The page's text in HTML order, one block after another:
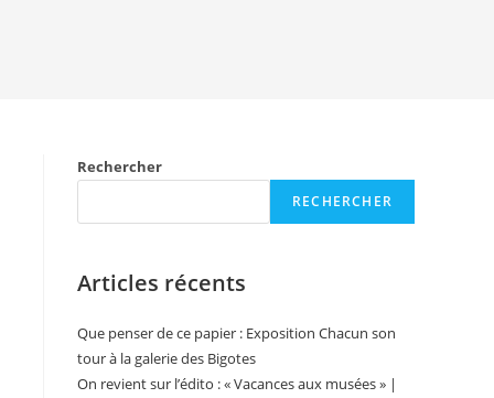
Rechercher
RECHERCHER
Articles récents
Que penser de ce papier : Exposition Chacun son
tour à la galerie des Bigotes
On revient sur l’édito : « Vacances aux musées » |